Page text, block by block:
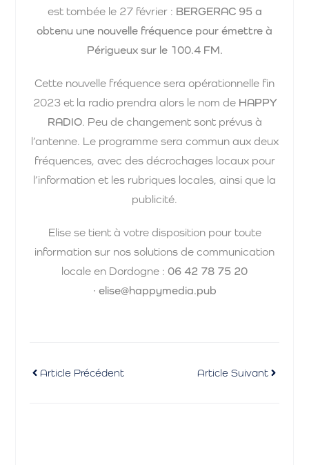
est tombée le 27 février : BERGERAC 95 a
obtenu une nouvelle fréquence pour émettre à
Périgueux sur le 100.4 FM.
Cette nouvelle fréquence sera opérationnelle fin
2023 et la radio prendra alors le nom deHAPPY
RADIO. Peu de changement sont prévus à
l’antenne. Le programme sera commun aux deux
fréquences, avec des décrochages locaux pour
l’information et les rubriques locales, ainsi que la
publicité.
Elise se tient à votre disposition pour toute
information sur nos solutions de communication
locale en Dordogne : 06 42 78 75 20‬
· elise@happymedia.pub
Article Précédent Article Suivant